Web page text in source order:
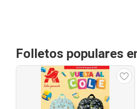
Folletos populares